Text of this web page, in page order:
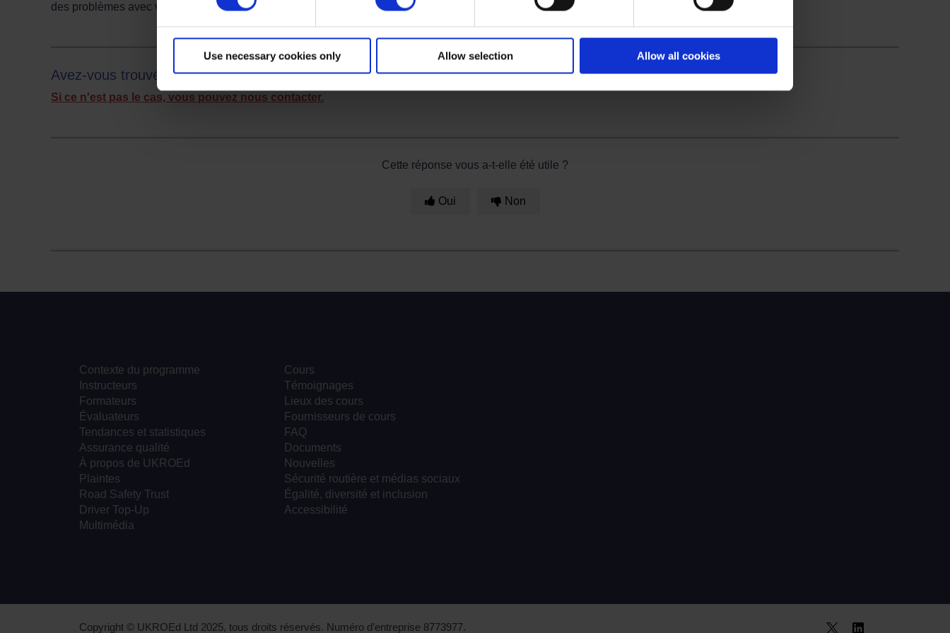
Use necessary cookies only Allow selection Allow all cookies
des problèmes avec votre numéro de permis de conduire et nous examinerons la question pour vous.
Avez-vous trouvé la réponse à votre question dans la section FAQ ?
Si ce n'est pas le cas, vous pouvez nous contacter.
Cette réponse vous a-t-elle été utile ?
Oui Non
Contexte du programme
Instructeurs
Formateurs
Évaluateurs
Tendances et statistiques
Assurance qualité
À propos de UKROEd
Plaintes
Road Safety Trust
Driver Top-Up
Multimédia
Cours
Témoignages
Lieux des cours
Fournisseurs de cours
FAQ
Documents
Nouvelles
Sécurité routière et médias sociaux
Égalité, diversité et inclusion
Accessibilité
Copyright © UKROEd Ltd 2025, tous droits réservés. Numéro d’entreprise 8773977.